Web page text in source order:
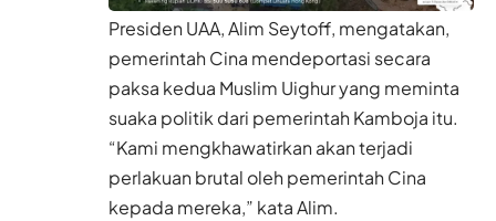
Presiden UAA, Alim Seytoff, mengatakan,
pemerintah Cina mendeportasi secara
paksa kedua Muslim Uighur yang meminta
suaka politik dari pemerintah Kamboja itu.
“Kami mengkhawatirkan akan terjadi
perlakuan brutal oleh pemerintah Cina
kepada mereka,” kata Alim.